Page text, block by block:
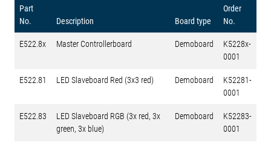
Part
No.
Description Board type
Order
No.
E522.8x Master Controllerboard Demoboard
K5228x-
0001
E522.81 LED Slaveboard Red (3x3 red) Demoboard
K52281-
0001
E522.83
LED Slaveboard RGB (3x red, 3x
green, 3x blue)
Demoboard
K52283-
0001